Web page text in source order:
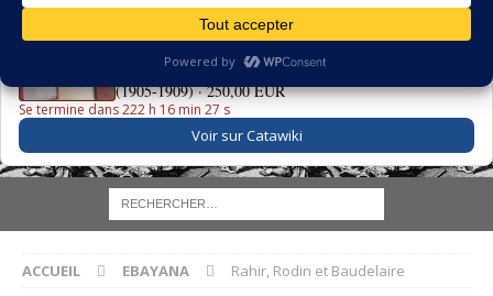
La Grande Danse Macabre des Vifs - Martin van Maële
(1905-1909) ·250,00 EUR
Se termine dans 222 h 16 min 26 s
Voir sur Catawiki
ACCUEIL EBAYANA Rahir, Rodin et Baudelaire